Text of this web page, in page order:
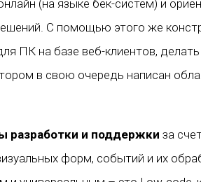
(на языке бек-систем) и
С помощью этого же
ПК на базе веб-клиентов,
в свою очередь написан
разработки и поддержки за
форм, событий и их